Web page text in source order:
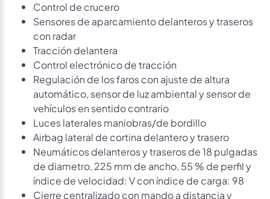
Control de crucero
Sensores de aparcamiento delanteros y traseros
con radar
Tracción delantera
Control electrónico de tracción
Regulación de los faros con ajuste de altura
automático, sensor de luz ambiental y sensor de
vehículos en sentido contrario
Luces laterales maniobras/de bordillo
Airbag lateral de cortina delantero y trasero
Neumáticos delanteros y traseros de 18 pulgadas
de diametro, 225 mm de ancho, 55 % de perfil y
índice de velocidad: V con índice de carga: 98
Cierre centralizado con mando a distancia y